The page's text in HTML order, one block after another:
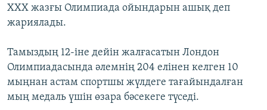
ХХХ жазғы Олимпиада ойындарын ашық деп
жариялады.
Тамыздың 12-іне дейін жалғасатын Лондон
Олимпиадасында әлемнің 204 елінен келген 10
мыңнан астам спортшы жүлдеге тағайындалған
мың медаль үшін өзара бәсекеге түседі.